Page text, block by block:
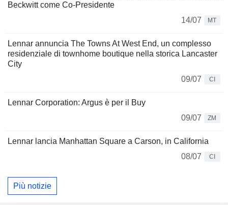
Beckwitt come Co-Presidente
14/07
MT
Lennar annuncia The Towns At West End, un complesso
residenziale di townhome boutique nella storica Lancaster
City
09/07
CI
Lennar Corporation: Argus è per il Buy
09/07
ZM
Lennar lancia Manhattan Square a Carson, in California
08/07
CI
Più notizie